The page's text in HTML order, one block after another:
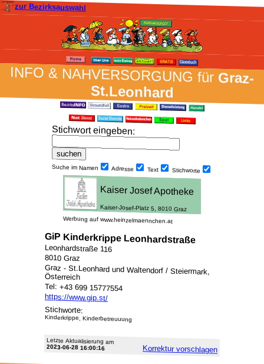
zur Bezirksauswahl
INFO & NAH­VER­SORG­UNG fürGraz-
St.Leonhard
Stich­wort ein­geben:
Suche im Namen Adresse Text Stich­worte
Werbung auf www.heinzelmaennchen.at
GiP Kinderkrippe Leonhardstraße
Leonhardstraße 116
8010 Graz
Graz - St.Leonhard und Waltendorf / Steiermark,
Österreich
Tel: +43 699 15777554
https://www.gip.st/
Stichworte:
Kinderkrippe, Kinderbetreuuung
Letzte Aktu­alisie­rung am
2023-06-28 16:00:16 Korrektur vor­schlagen